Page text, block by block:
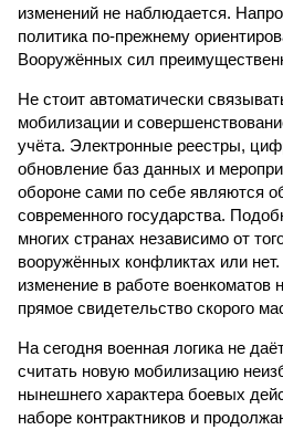
изменений не наблюдается.
политика по-прежнему
Вооружённых сил
Не стоит автоматически
мобилизации и
учёта. Электронные реестры,
обновление баз данных и
обороне сами по себе являются
современного государства.
многих странах независимо от
вооружённых конфликтах или
изменение в работе военкоматов
прямое свидетельство скорого
На сегодня военная логика не
считать новую мобилизацию
нынешнего характера боевых
наборе контрактников и